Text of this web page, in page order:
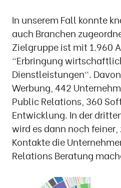
In unserem Fall konnte
auch Branchen
Zielgruppe ist mit 1.960
"Erbringung
Dienstleistungen".
Werbung, 442
Public Relations, 360
Entwicklung. In der
wird es dann noch feiner,
Kontakte die
Relations Beratung